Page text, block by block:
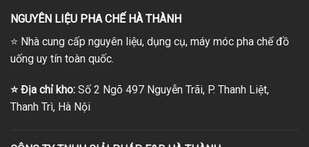
NGUYÊN LIỆU PHA CHẾ HÀ THÀNH
⭐ Nhà cung cấp nguyên liệu, dụng cụ, máy móc pha chế đồ
uống uy tín toàn quốc.
⭐Địa chỉ kho: Số 2 Ngõ 497 Nguyễn Trãi, P. Thanh Liệt,
Thanh Trì, Hà Nội